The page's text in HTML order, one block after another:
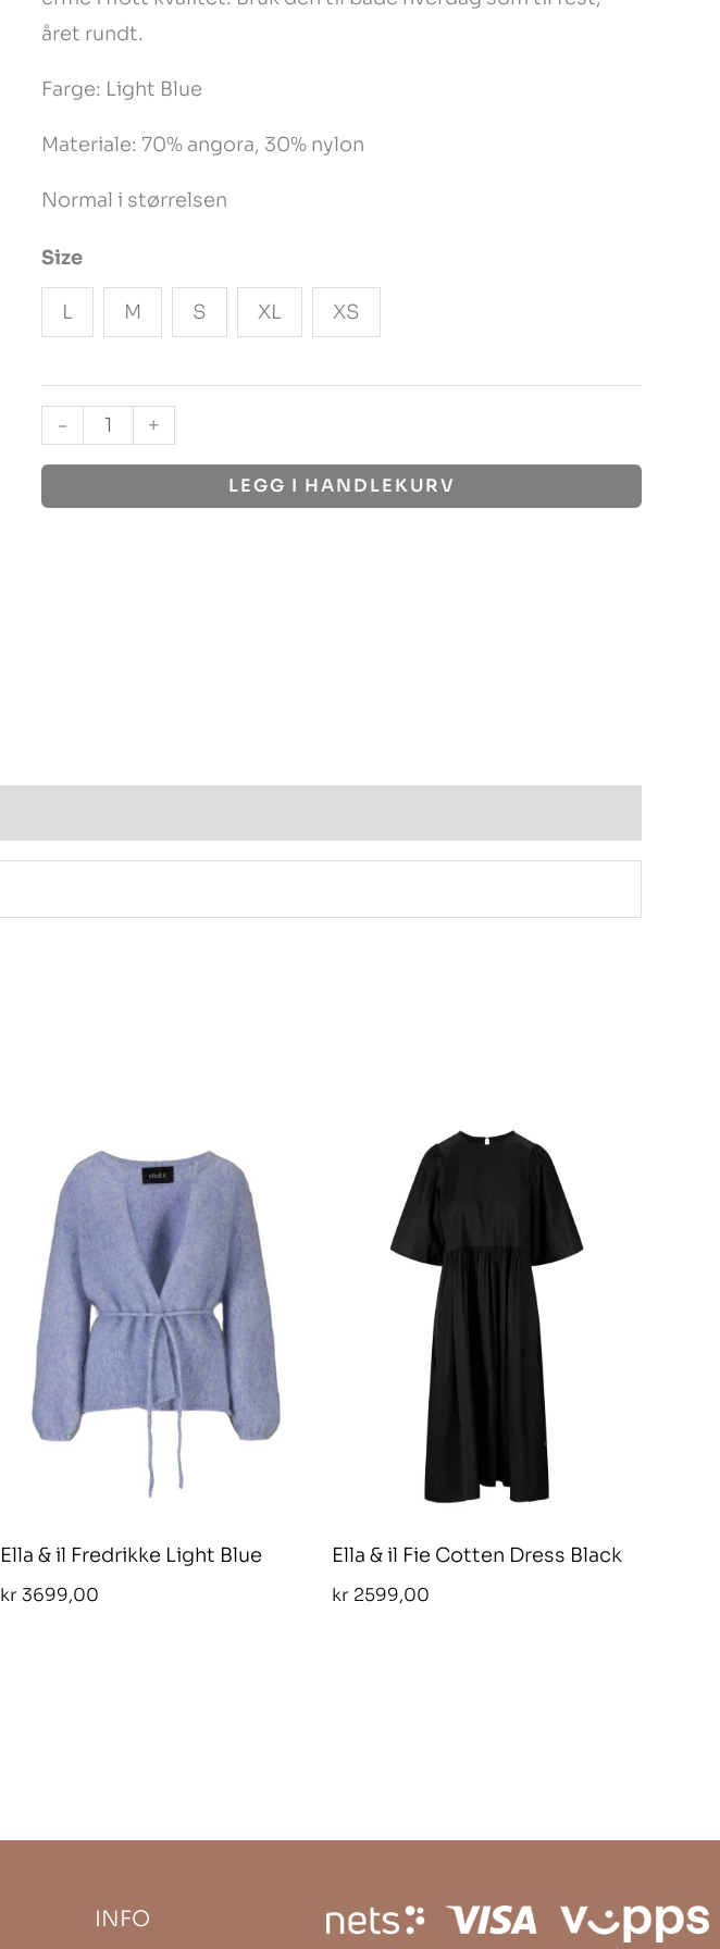
året rundt.
Farge: Light Blue
Materiale: 70% angora, 30% nylon
Normal i størrelsen
Size
L M S XL XS
-
Blue
+
LEGG I HANDLEKURV
Ella & il Fredrikke Light Blue
kr 3699,00
Ella & il Fie Cotten Dress Black
kr 2599,00
INFO